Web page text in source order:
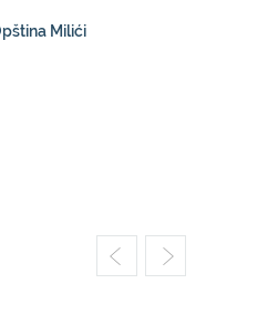
Milići